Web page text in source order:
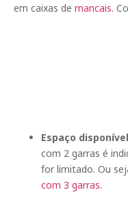
em caixas de mancais.
Espaço
com 2 garras é
for limitado. Ou
com 3 garras.